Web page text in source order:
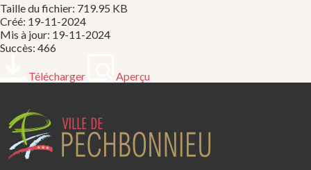
Taille du fichier: 719.95 KB
Créé: 19-11-2024
Mis à jour: 19-11-2024
Succès: 466
Télécharger Aperçu